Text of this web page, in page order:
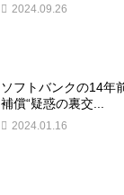
2024.09.26
ソフトバンクの14年
補償“疑惑の裏交...
2024.01.16